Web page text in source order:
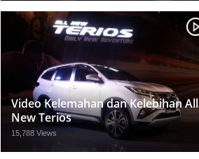
Video Kelemahan dan Kelebihan All
New Terios
15,788 Views